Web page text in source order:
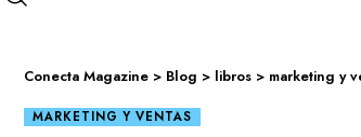
Conecta Magazine > Blog > libros > marketing y
MARKETING Y VENTAS